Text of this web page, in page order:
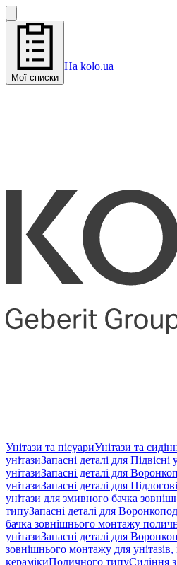
Мої списки
На kolo.ua
Унітази та пісуариУнітази та
унітазиЗапасні деталі для Підвісні
унітазиЗапасні деталі для
унітазиЗапасні деталі для
унітази для змивного бачка
типуЗапасні деталі для
бачка зовнішнього монтажу
унітазиЗапасні деталі для
зовнішнього монтажу для унітазів,
керамікиПоличного типуСидіння